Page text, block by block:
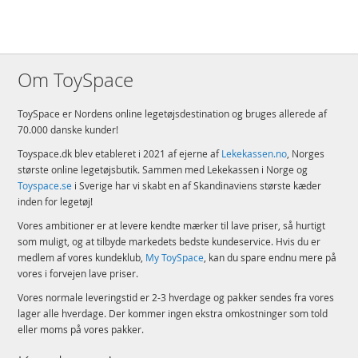
Antal klodser: 1231
Produktdetaljer
Model
EAN 5702017600833
Mærke LEGO
Om ToySpace
ToySpace er Nordens online legetøjsdestination og bruges allerede af
70.000 danske kunder!
Toyspace.dk blev etableret i 2021 af ejerne afLekekassen.no, Norges
største online legetøjsbutik. Sammen med Lekekassen i Norge og
Toyspace.se i Sverige har vi skabt en af Skandinaviens største kæder
inden for legetøj!
Vores ambitioner er at levere kendte mærker til lave priser, så hurtigt
som muligt, og at tilbyde markedets bedste kundeservice. Hvis du er
medlem af vores kundeklub, My ToySpace, kan du spare endnu mere på
vores i forvejen lave priser.
Vores normale leveringstid er 2-3 hverdage og pakker sendes fra vores
lager alle hverdage. Der kommer ingen ekstra omkostninger som told
eller moms på vores pakker.